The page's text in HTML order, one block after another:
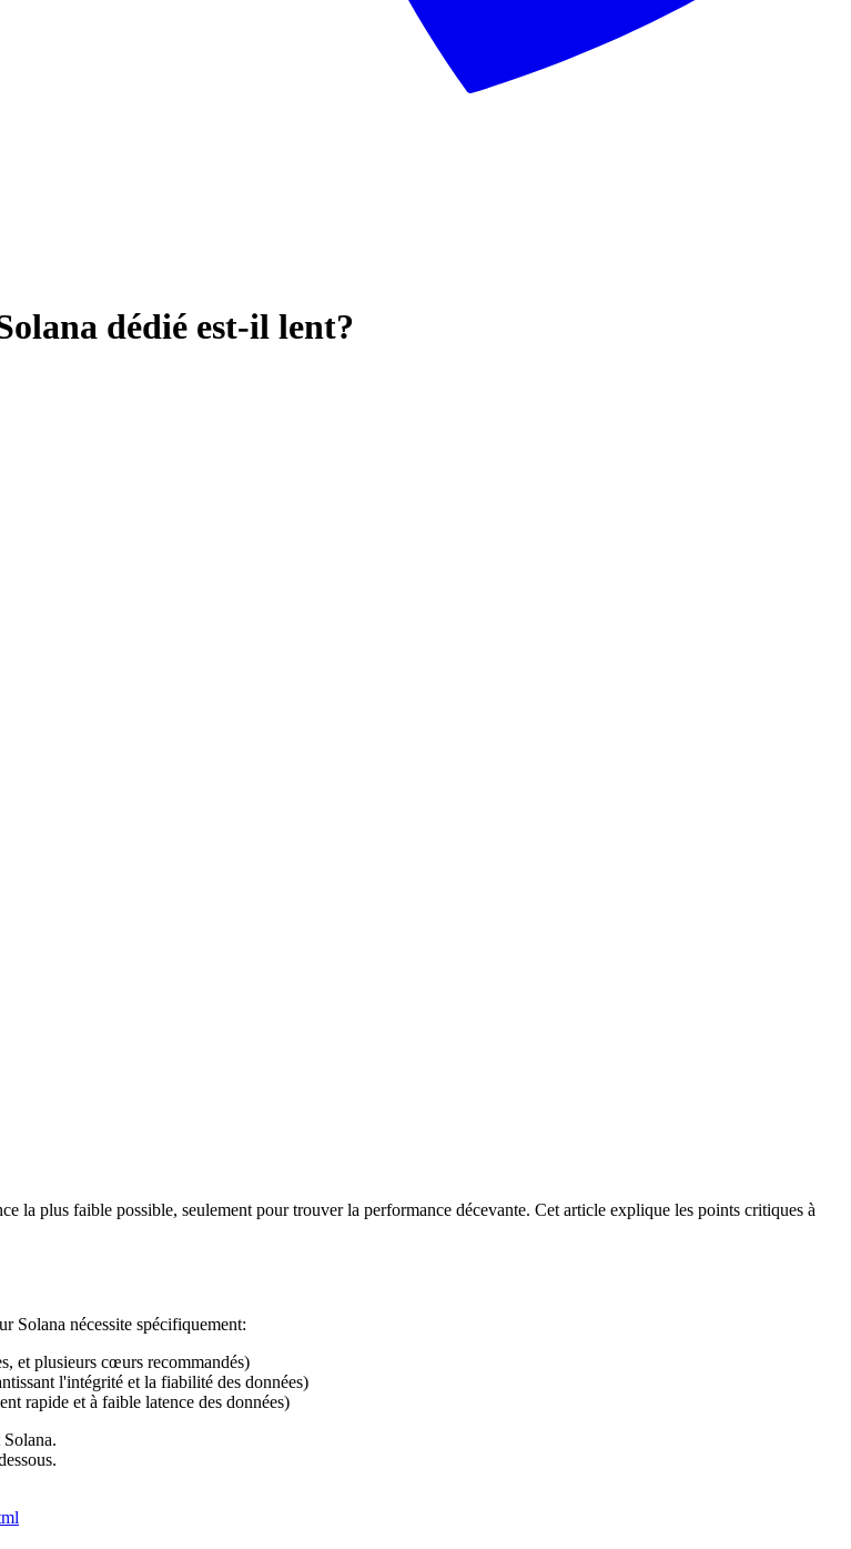
dédié est-il lent?
la plus faible possible, seulement pour trouver la performance décevante. Cet article explique les points critiques à
Solana nécessite spécifiquement:
et plusieurs cœurs recommandés)
l'intégrité et la fiabilité des données)
rapide et à faible latence des données)